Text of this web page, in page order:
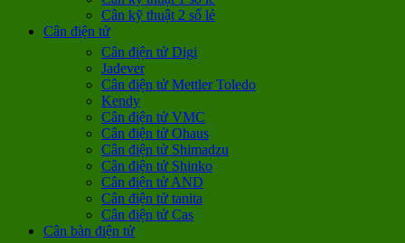
Cân kỹ thuật 2 số lẻ
Cân điện tử
Cân điện tử Digi
Jadever
Cân điện tử Mettler Toledo
Kendy
Cân điện tử VMC
Cân điện tử Ohaus
Cân điện tử Shimadzu
Cân điện tử Shinko
Cân điện tử AND
Cân điện tử tanita
Cân điện tử Cas
Cân bàn điện tử